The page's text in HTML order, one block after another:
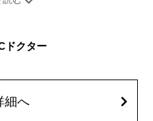
1週間程度で徐々に軽快します。ま
管閉塞、しこり（硬化）や小さな
(税込)
ドクター
細へ